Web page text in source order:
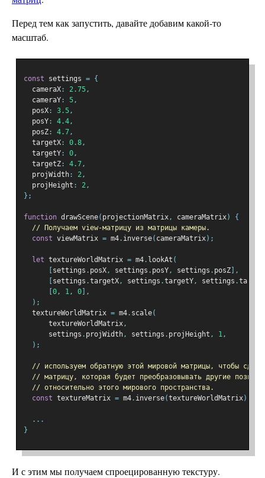
Перед тем как запустить, давайте добавим какой-то
масштаб.
const settings = {
  cameraX
: 2.75,
  cameraY
: 5,
  posX
: 3.5,
  posY
: 4.4,
  posZ
: 4.7,
  targetX
: 0.8,
  targetY
: 0,
  targetZ
: 4.7,
  projWidth
: 2,
  projHeight
: 2,
};
function drawScene( projectionMatrix, cameraMatrix)
{
// Получаем view-матрицу из матрицы камеры.
const viewMatrix = m4. inverse( cameraMatrix);
let textureWorldMatrix = m4. lookAt (
settings . posX, settings . posY, settings . posZ ],
settings .targetX, settings .targetY, settings .
0, 1, 0 ],
);
  textureWorldMatrix
= m4. scale(
      textureWorldMatrix
,
      settings
. projWidth, settings . projHeight , 1,
);
// используем обратную этой мировой матрицы, чтобы
// матрицу, которая будет преобразовывать другие позиции
// относительно этого мирового пространства.
const textureMatrix = m4. inverse(textureWorldMatrix);
...
}
И с этим мы получаем спроецированную текстуру.